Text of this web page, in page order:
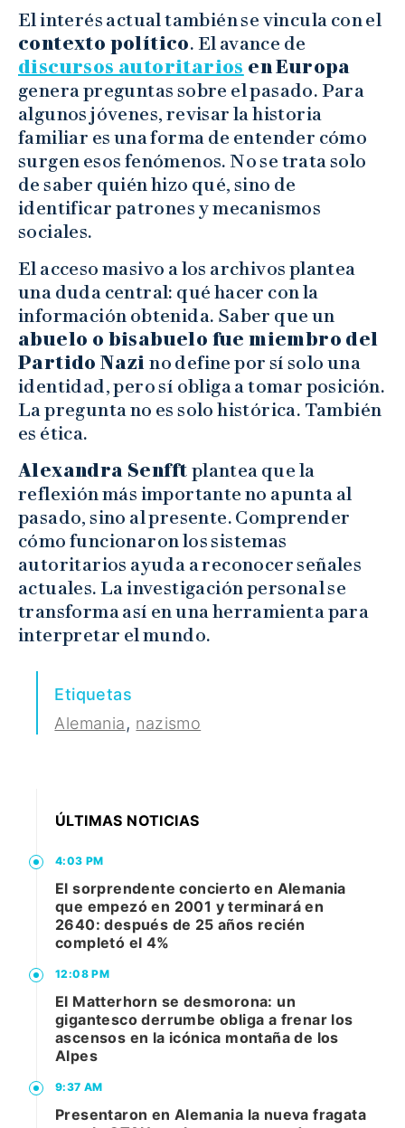
El interés actual también se vincula con el
contexto político. El avance de
discursos autoritarios en Europa
genera preguntas sobre el pasado. Para
algunos jóvenes, revisar la historia
familiar es una forma de entender cómo
surgen esos fenómenos. No se trata solo
de saber quién hizo qué, sino de
identificar patrones y mecanismos
sociales.
El acceso masivo a los archivos plantea
una duda central: qué hacer con la
información obtenida. Saber que un
abuelo o bisabuelo fue miembro del
Partido Nazino define por sí solo una
identidad, pero sí obliga a tomar posición.
La pregunta no es solo histórica. También
es ética.
Alexandra Senfft plantea que la
reflexión más importante no apunta al
pasado, sino al presente. Comprender
cómo funcionaron los sistemas
autoritarios ayuda a reconocer señales
actuales. La investigación personal se
transforma así en una herramienta para
interpretar el mundo.
Etiquetas
Alemania, nazismo
ÚLTIMAS NOTICIAS
4:03 PM
El sorprendente concierto en Alemania
que empezó en 2001 y terminará en
2640: después de 25 años recién
completó el 4%
12:08 PM
El Matterhorn se desmorona: un
gigantesco derrumbe obliga a frenar los
ascensos en la icónica montaña de los
Alpes
9:37 AM
Presentaron en Alemania la nueva fragata